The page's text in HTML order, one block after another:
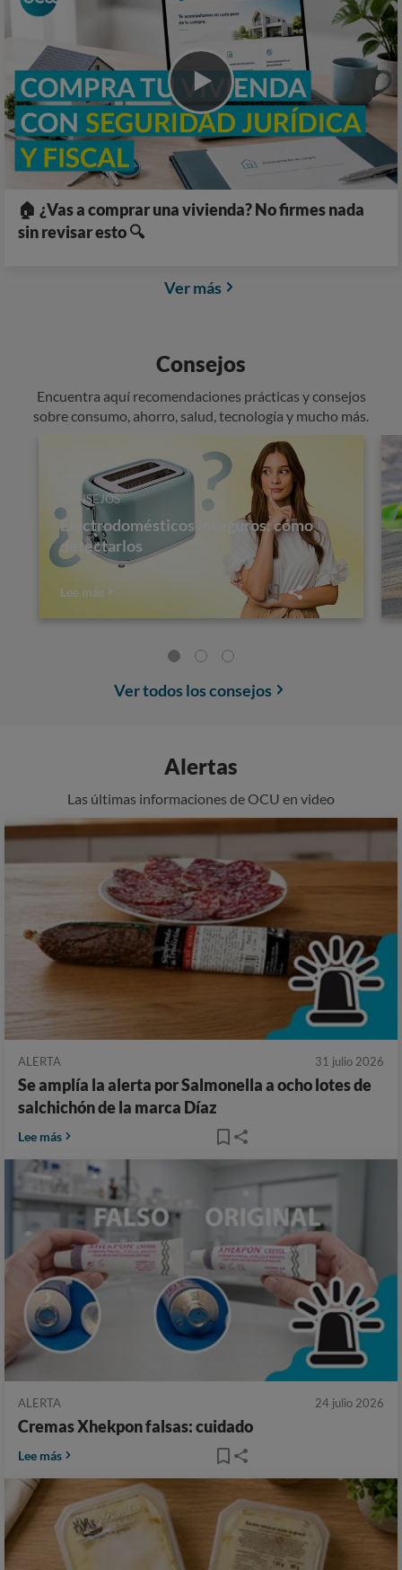
🏠 ¿Vas a comprar una vivienda? No firmes nada
sin revisar esto 🔍
Ver más
Consejos
Encuentra aquí recomendaciones prácticas y consejos
sobre consumo, ahorro, salud, tecnología y mucho más.
CONSEJOS
Electrodomésticos inseguros: cómo
detectarlos
Lee más
Ver todos los consejos
Alertas
Las últimas informaciones de OCU en video
ALERTA 31 julio 2026
Se amplía la alerta por Salmonella a ocho lotes de
salchichón de la marca Díaz
Lee más
ALERTA 24 julio 2026
Cremas Xhekpon falsas: cuidado
Lee más